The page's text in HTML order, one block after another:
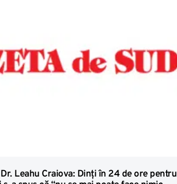
Leahu Craiova: Dinţi în 24 de ore pentru